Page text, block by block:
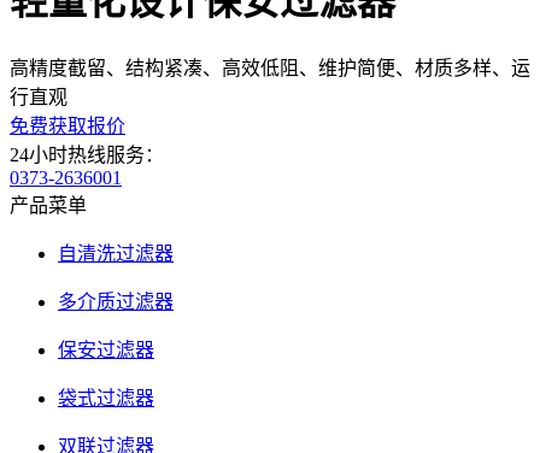
高精度截留、结构紧凑、高效低阻、维护简便、材质多样、运
行直观
免费获取报价
24小时热线服务：
0373-2636001
产品菜单
自清洗过滤器
多介质过滤器
保安过滤器
袋式过滤器
双联过滤器